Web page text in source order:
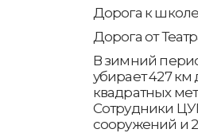
Дорога к
Дорога от
В зимний
убирает 427
квадратных
Сотрудники
сооружений и